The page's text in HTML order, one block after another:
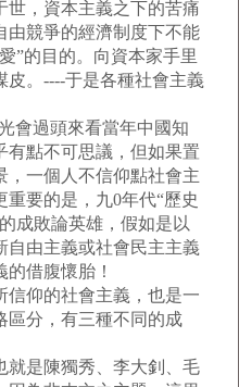
世，資本主義之下的苦痛
由競爭的經濟制度下不能
”的目的。向資本家手里
。----于是各種社會主義
會過頭來看當年中國知
有點不可思議，但如果置
，一個人不信仰點社會主
要的是，九0年代“歷史
成敗論英雄，假如是以
自由主義或社會民主主義
借腹懷胎！
信仰的社會主義，也是一
區分，有三種不同的成
就是陳獨秀、李大釗、毛